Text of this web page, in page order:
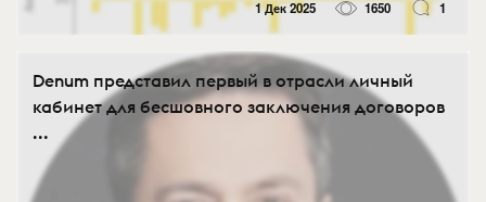
1 Дек 2025 1650 1
Denum представил первый в отрасли личный
кабинет для бесшовного заключения договоров
...